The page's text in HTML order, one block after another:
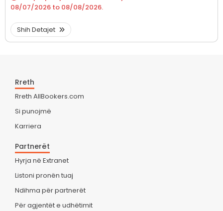
08/07/2026 to 08/08/2026.
Shih Detajet
Rreth
Rreth AllBookers.com
Si punojmë
Karriera
Partnerët
Hyrja në Extranet
Listoni pronën tuaj
Ndihma për partnerët
Për agjentët e udhëtimit